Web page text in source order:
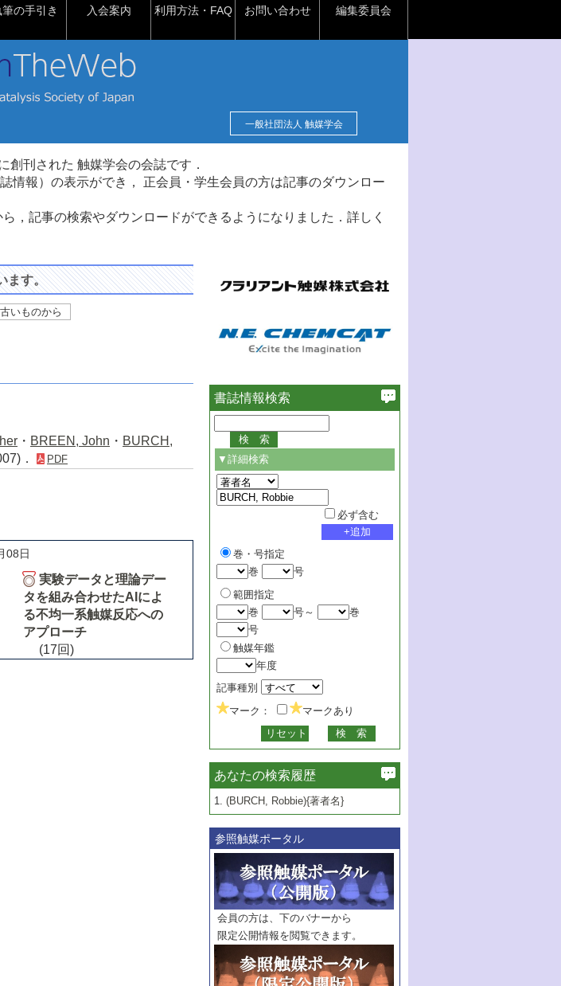
の手引き 入会案内 利用方法・FAQ お問い合わせ 編集委員会
一般社団法人 触媒学会
創刊された 触媒学会の会誌です．
情報）の表示ができ， 正会員・学生会員の方は記事のダウンロー
，記事の検索やダウンロードができるようになりました．詳しく
ます。
古いものから
・ BREEN, John ・ BURCH,
． PDF
08日
実験データと理論デー
タを組み合わせたAIによ
る不均一系触媒反応への
アプローチ
(17回)
書誌情報検索
▼詳細検索
必ず含む
巻・号指定
巻
号
範囲指定
巻
号～
巻
号
触媒年鑑
年度
記事種別
マーク：
マークあり
あなたの検索履歴
1. (BURCH, Robbie){著者名}
参照触媒ポータル
会員の方は、下のバナーから
限定公開情報を閲覧できます。